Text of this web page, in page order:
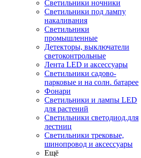
Светильники ночники
Светильники под лампу
накаливания
Светильники
промышленные
Детекторы, выключатели
светоконтрольные
Лента LED и аксессуары
Светильники садово-
парковые и на солн. батарее
Фонари
Светильники и лампы LED
для растений
Светильники светодиод.для
лестниц
Светильники трековые,
шинопровод и аксессуары
Ещё